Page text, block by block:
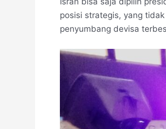
posisi strategis, yang
penyumbang devisa